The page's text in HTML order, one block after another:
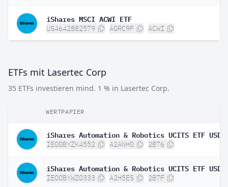
iShares MSCI ACWI ETF
US4642882579 A0RC9F ACWI
ETFs mit Lasertec Corp
35 ETFs investieren mind. 1 % in Lasertec Corp.
WERTPAPIER
IE00BYZK4552 A2ANH0 2B76
IE00BYWZ0333 A2H5ES 2B7F